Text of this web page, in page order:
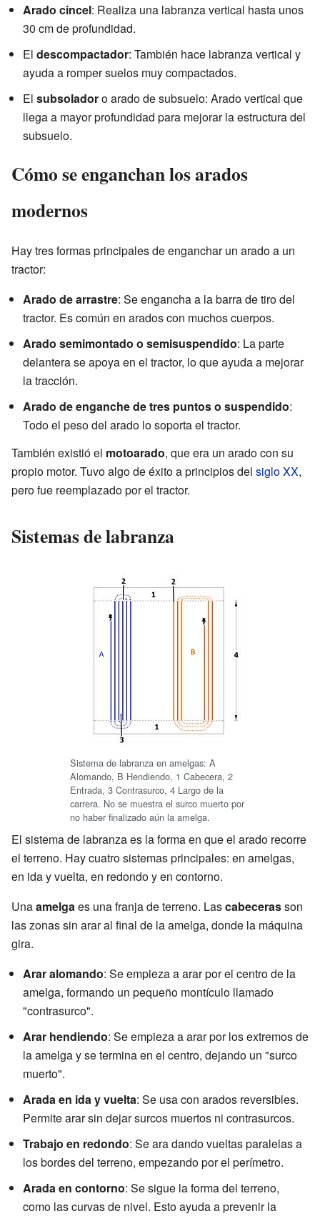
Arado cincel: Realiza una labranza vertical hasta unos
30 cm de profundidad.
El descompactador: También hace labranza vertical y
ayuda a romper suelos muy compactados.
El subsoladoro arado de subsuelo: Arado vertical que
llega a mayor profundidad para mejorar la estructura del
subsuelo.
Cómo se enganchan los arados
modernos
Hay tres formas principales de enganchar un arado a un
tractor:
Arado de arrastre: Se engancha a la barra de tiro del
tractor. Es común en arados con muchos cuerpos.
Arado semimontado o semisuspendido: La parte
delantera se apoya en el tractor, lo que ayuda a mejorar
la tracción.
Arado de enganche de tres puntos o suspendido:
Todo el peso del arado lo soporta el tractor.
También existió el motoarado, que era un arado con su
propio motor. Tuvo algo de éxito a principios del siglo XX,
pero fue reemplazado por el tractor.
Sistemas de labranza
Sistema de labranza en amelgas: A
Alomando, B Hendiendo, 1 Cabecera, 2
Entrada, 3 Contrasurco, 4 Largo de la
carrera. No se muestra el surco muerto por
no haber finalizado aún la amelga.
El sistema de labranza es la forma en que el arado recorre
el terreno. Hay cuatro sistemas principales: en amelgas,
en ida y vuelta, en redondo y en contorno.
Unaamelgaes una franja de terreno. Lascabecerasson
las zonas sin arar al final de la amelga, donde la máquina
gira.
Arar alomando: Se empieza a arar por el centro de la
amelga, formando un pequeño montículo llamado
"contrasurco".
Arar hendiendo: Se empieza a arar por los extremos de
la amelga y se termina en el centro, dejando un "surco
muerto".
Arada en ida y vuelta: Se usa con arados reversibles.
Permite arar sin dejar surcos muertos ni contrasurcos.
Trabajo en redondo: Se ara dando vueltas paralelas a
los bordes del terreno, empezando por el perímetro.
Arada en contorno: Se sigue la forma del terreno,
como las curvas de nivel. Esto ayuda a prevenir la